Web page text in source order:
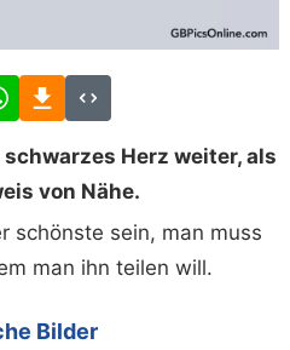
Herz weiter, als
von Nähe.
schönste sein, man muss
man ihn teilen will.
Bilder